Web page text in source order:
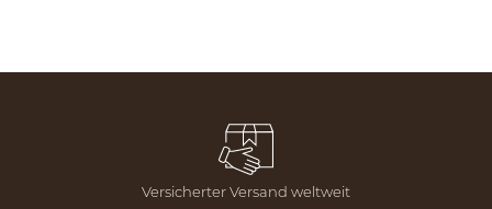
Versicherter Versand weltweit